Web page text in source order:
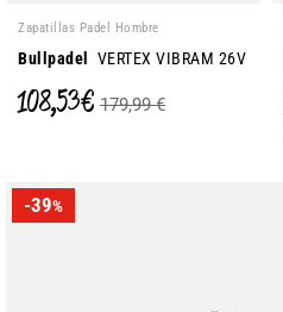
Zapatillas Padel Hombre
Bullpadel VERTEX VIBRAM 26V
108,53 € 179,99 €
-39%